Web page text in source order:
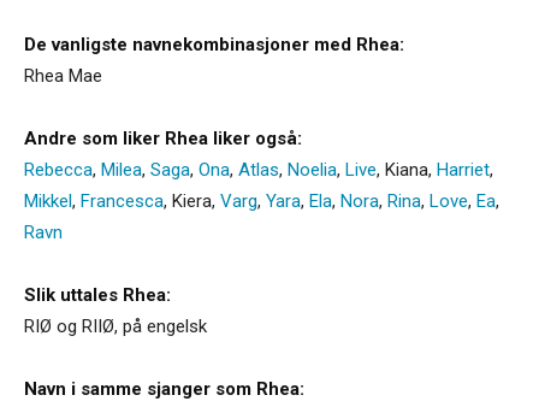
De vanligste navnekombinasjoner med Rhea:
Rhea Mae
Andre som liker Rhea liker også:
Rebecca, Milea, Saga, Ona, Atlas, Noelia, Live, Kiana, Harriet,
Mikkel, Francesca, Kiera, Varg, Yara, Ela, Nora, Rina, Love, Ea,
Ravn
Slik uttales Rhea:
RIØ og RIIØ, på engelsk
Navn i samme sjanger som Rhea: